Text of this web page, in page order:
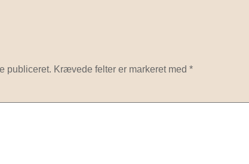
publiceret. Krævede felter er markeret med *